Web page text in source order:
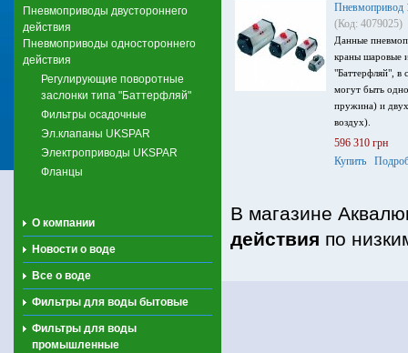
Пневмоприводы двустороннего
действия
Пневмоприводы одностороннего
действия
Регулирующие поворотные
заслонки типа "Баттерфляй"
Фильтры осадочные
Эл.клапаны UKSPAR
Электроприводы UKSPAR
Фланцы
О компании
Новости о воде
Все о воде
Фильтры для воды бытовые
Фильтры для воды
промышленные
Пневмопривод
(Код: 4079025)
Данные
краны шаровые
"Баттерфляй", в
могут быть
пружина) и
воздух).
596 310 грн
Купить
В магазине
действия по